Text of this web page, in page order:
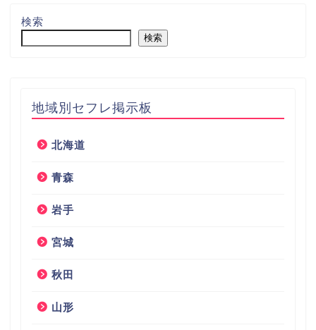
検索
検索
地域別セフレ掲示板
北海道
青森
岩手
宮城
秋田
山形